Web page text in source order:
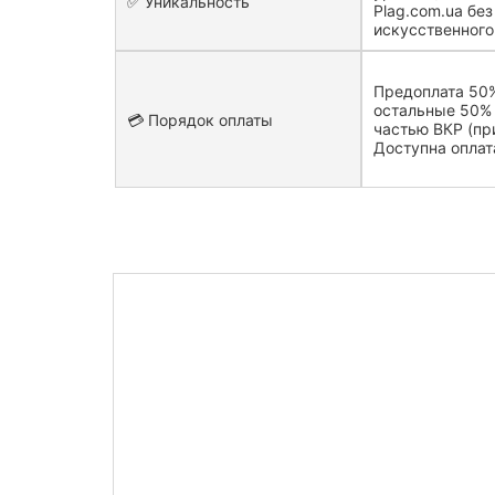
Plag.com.ua
💳 Порядок оплаты
Предоплата
остальные
частью ВКР
Доступна